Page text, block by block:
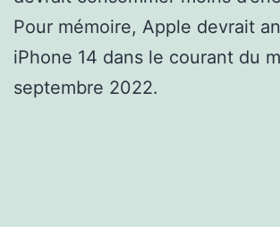
Pour mémoire, Apple devrait
iPhone 14 dans le courant du
septembre 2022.